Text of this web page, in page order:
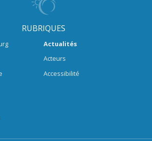
RUBRIQUES
Actualités
Acteurs
Accessibilité